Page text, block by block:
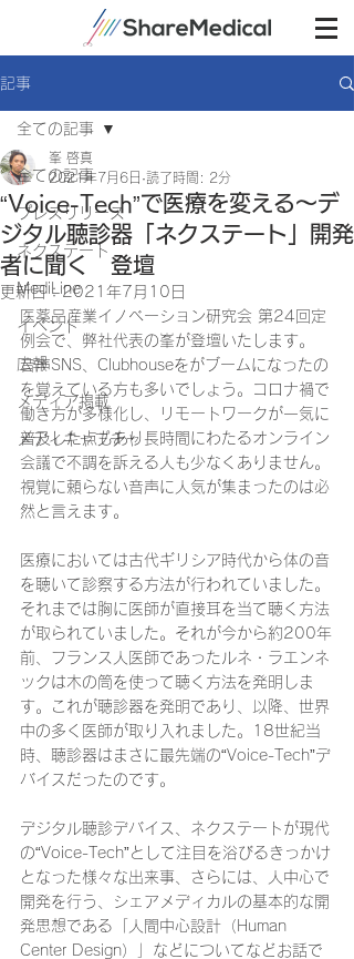
記事
全ての記事
プレスリリース
ネクステート
MediLine
イベント
広報
メディア掲載
メディキャプチャ
全ての記事
“Voice-Tech”で医療を変える～デ
ジタル聴診器「ネクステート」開発
者に聞く 登壇
峯 啓真
2021年7月6日 読了時間: 2分
更新日：2021年7月10日
医薬品産業イノベーション研究会 第24回定
例会で、弊社代表の峯が登壇いたします。
音声SNS、Clubhouseをがブームになったの
を覚えている方も多いでしょう。コロナ禍で
働き方が多様化し、リモートワークが一気に
普及した点もあり長時間にわたるオンライン
会議で不調を訴える人も少なくありません。
視覚に頼らない音声に人気が集まったのは必
然と言えます。
医療においては古代ギリシア時代から体の音
を聴いて診察する方法が行われていました。
それまでは胸に医師が直接耳を当て聴く方法
が取られていました。それが今から約200年
前、フランス人医師であったルネ・ラエンネ
ックは木の筒を使って聴く方法を発明しま
す。これが聴診器を発明であり、以降、世界
中の多く医師が取り入れました。18世紀当
時、聴診器はまさに最先端の“Voice-Tech”デ
バイスだったのです。
デジタル聴診デバイス、ネクステートが現代
の“Voice-Tech”として注目を浴びるきっかけ
となった様々な出来事、さらには、人中心で
開発を行う、シェアメディカルの基本的な開
発思想である「人間中心設計（Human
Center Design）」などについてなどお話で